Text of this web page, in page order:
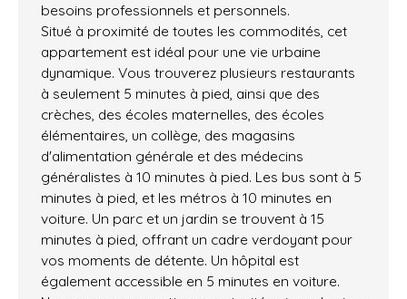
besoins professionnels et personnels.
Situé à proximité de toutes les commodités, cet
appartement est idéal pour une vie urbaine
dynamique. Vous trouverez plusieurs restaurants
à seulement 5 minutes à pied, ainsi que des
crèches, des écoles maternelles, des écoles
élémentaires, un collège, des magasins
d'alimentation générale et des médecins
généralistes à 10 minutes à pied. Les bus sont à 5
minutes à pied, et les métros à 10 minutes en
voiture. Un parc et un jardin se trouvent à 15
minutes à pied, offrant un cadre verdoyant pour
vos moments de détente. Un hôpital est
également accessible en 5 minutes en voiture.